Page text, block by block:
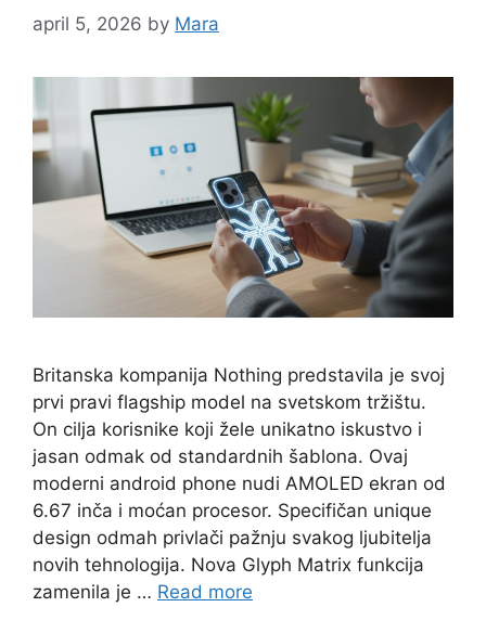
april 5, 2026 by Mara
Britanska kompanija Nothing predstavila je svoj
prvi pravi flagship model na svetskom tržištu.
On cilja korisnike koji žele unikatno iskustvo i
jasan odmak od standardnih šablona. Ovaj
moderni android phone nudi AMOLED ekran od
6.67 inča i moćan procesor. Specifičan unique
design odmah privlači pažnju svakog ljubitelja
novih tehnologija. Nova Glyph Matrix funkcija
zamenila je … Read more